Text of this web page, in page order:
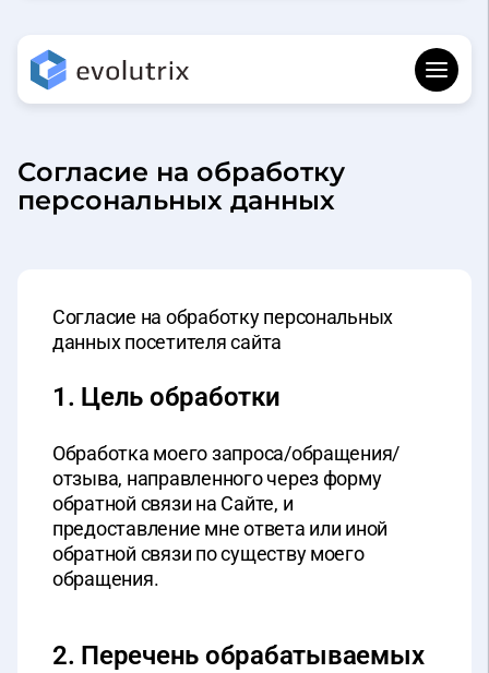
Согласие на обработку
персональных данных
Согласие на обработку персональных
данных посетителя сайта
1. Цель обработки
Обработка моего запроса/обращения/
отзыва, направленного через форму
обратной связи на Сайте, и
предоставление мне ответа или иной
обратной связи по существу моего
обращения.
2. Перечень обрабатываемых